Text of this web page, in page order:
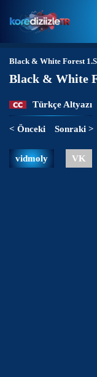
Black & White Forest
Black & White
Türkçe Altyazı
< Önceki Sonraki >
vidmoly VK